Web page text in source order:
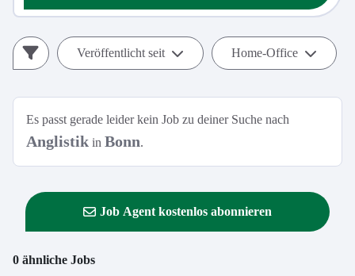
Veröffentlicht seit Home-Office
Es passt gerade leider kein Job zu deiner Suche nach
Anglistik in Bonn.
Job Agent kostenlos abonnieren
0 ähnliche Jobs